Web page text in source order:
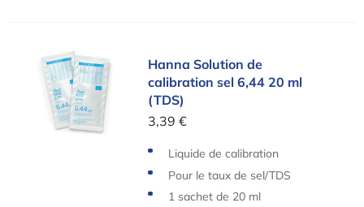
Hanna Solution de calibration sel 6,44 20 ml
Hanna Solution de
calibration sel 6,44 20 ml
(TDS)
3,39 €
Liquide de calibration
Pour le taux de sel/TDS
1 sachet de 20 ml